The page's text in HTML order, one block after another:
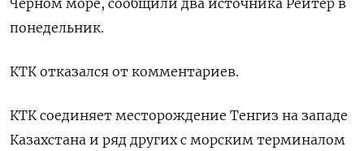
Черном море, сообщили два источника Рейтер в
понедельник.
КТК отказался от комментариев.
КТК соединяет месторождение Тенгиз на западе
Казахстана и ряд других с морским терминалом